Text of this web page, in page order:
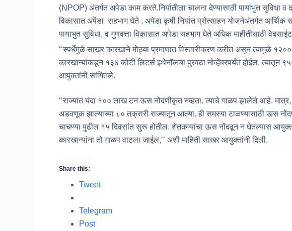
(NPOP) अंतर्गत अपेडा काम करते.निर्यातीला चालना देण्यासाठी पायाभुत सुविधा व
विकासात अपेंडा सहभाग घेते . अपेडा कृषी निर्यात प्रोत्साहन योजनेअंतर्गत आर्थिक
पायाभुत सुविधा, व गुणवत्ता विकासात अपेडा सहभाग घेते अधिक माहीतीसाठी वेबसाईट
‘‘स्पर्धेमुळे साखर कारखाने मोठ्या प्रमाणात विस्तारीकरण करीत असून त्यामुळे
कारखान्यांकडून १३४ कोटी लिटर्स इथेनॉलचा पुरवठा नोव्हेंबरपर्यंत होईल. त्यातून
आयुक्तांनी सांगितले.
‘‘राज्यात यंदा १०० लाख टन ऊस नोंदणीकृत नव्हता. त्याचे गाळप झालेले आहे.
अडवणूक झाल्याच्या ८० तक्रारी राज्यातून आल्या. ही समस्या टाळण्यासाठी ऊस
चाचण्या पुढील १५ दिवसांत सुरू होतील. शेतकऱ्यांचा ऊस नोंदवून न घेतल्यास
कारखान्यांना तो गाळप वाटला जाईल,’’ अशी माहिती साखर आयुक्तांनी दिली.
Share this:
Tweet
Telegram
Post